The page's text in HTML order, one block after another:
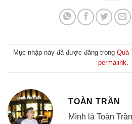
Mục nhập này đã được đăng trong Quà
permalink.
TOÀN TRẦN
Mình là Toàn